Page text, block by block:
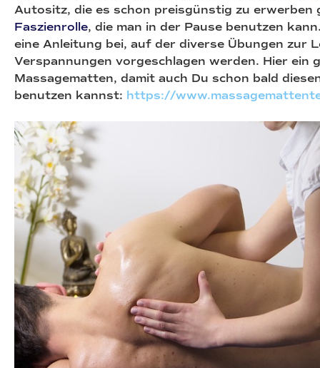
Autositz, die es schon preisgünstig zu erwerben
Faszienrolle, die man in der Pause benutzen
eine Anleitung bei, auf der diverse Übungen zur
Verspannungen vorgeschlagen werden. Hier ein
Massagematten, damit auch Du schon bald
benutzen kannst: https://